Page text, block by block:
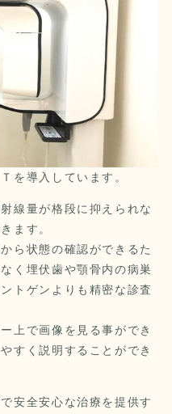
を導入しています。
線量が格段に抑えられな
ます。
ら状態の確認ができるた
く埋伏歯や顎骨内の病巣
トゲンよりも精密な診査
上で画像を見る事ができ
すく説明することができ
安全安心な治療を提供す